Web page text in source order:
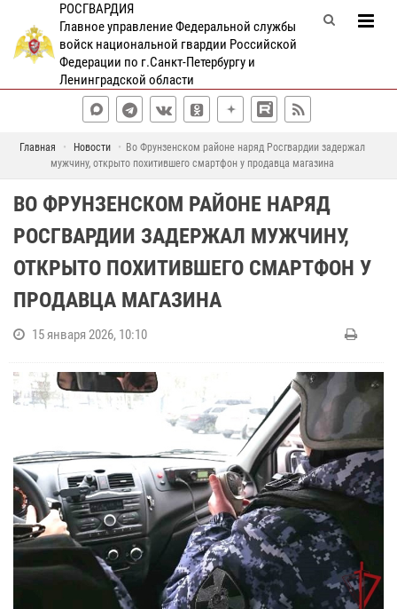
РОСГВАРДИЯ
Главное управление Федеральной службы
войск национальной гвардии Российской
Федерации по г.Санкт-Петербургу и
Ленинградской области
Главная Новости
Во Фрунзенском районе наряд Росгвардии задержал
мужчину, открыто похитившего смартфон у продавца магазина
ВО ФРУНЗЕНСКОМ РАЙОНЕ НАРЯД
РОСГВАРДИИ ЗАДЕРЖАЛ МУЖЧИНУ,
ОТКРЫТО ПОХИТИВШЕГО СМАРТФОН У
ПРОДАВЦА МАГАЗИНА
15 января 2026, 10:10